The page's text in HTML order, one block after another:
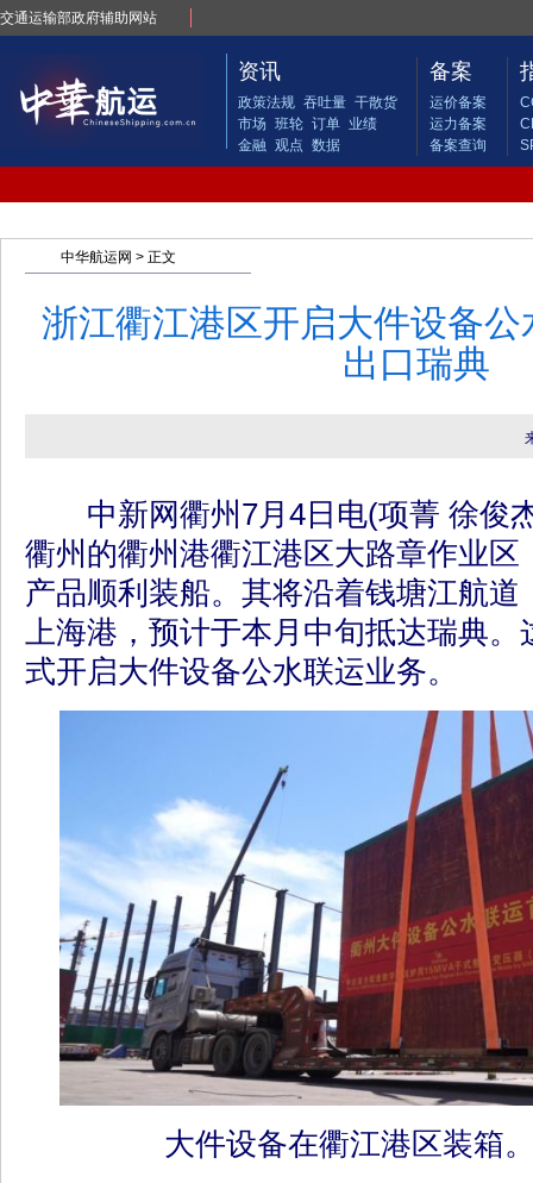
交通运输部政府辅助网站
资讯
政策法规 吞吐量 干散货
市场 班轮 订单 业绩
金融 观点 数据
备案
运价备案
运力备案
备案查询
中华航运网 > 正文
浙江衢江港区开启大件设备
出口瑞典
中新网衢州7月4日电(项菁 徐俊
衢州的衢州港衢江港区大路章作业区
产品顺利装船。其将沿着钱塘江航
上海港，预计于本月中旬抵达瑞典。
式开启大件设备公水联运业务。
大件设备在衢江港区装箱